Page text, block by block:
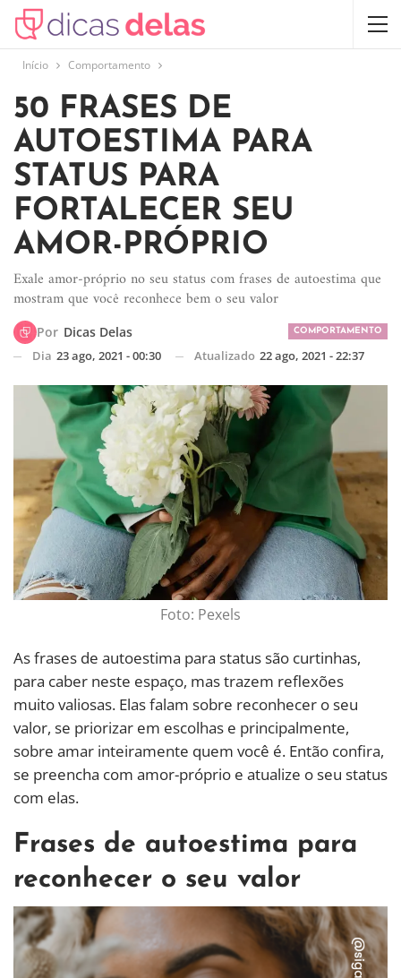
Início Comportamento
50 FRASES DE
AUTOESTIMA PARA
STATUS PARA
FORTALECER SEU
AMOR-PRÓPRIO
Exale amor-próprio no seu status com frases de autoestima que
mostram que você reconhece bem o seu valor
COMPORTAMENTO
Por Dicas Delas
Dia 23 ago, 2021 - 00:30 Atualizado 22 ago, 2021 - 22:37
Foto: Pexels
As frases de autoestima para status são curtinhas,
para caber neste espaço, mas trazem reflexões
muito valiosas. Elas falam sobre reconhecer o seu
valor, se priorizar em escolhas e principalmente,
sobre amar inteiramente quem você é. Então confira,
se preencha com amor-próprio e atualize o seu status
com elas.
Frases de autoestima para
reconhecer o seu valor